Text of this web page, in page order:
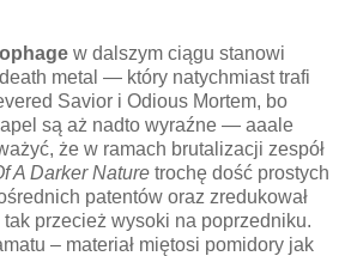
w dalszym ciągu stanowi
metal — który natychmiast trafi
Savior i Odious Mortem, bo
są aż nadto wyraźne — aaale
że w ramach brutalizacji zespół
A Darker Nature trochę dość prostych
patentów oraz zredukował
przecież wysoki na poprzedniku.
– materiał miętosi pomidory jak